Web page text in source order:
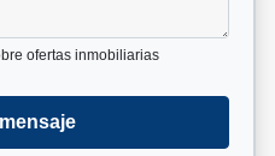
ofertas inmobiliarias